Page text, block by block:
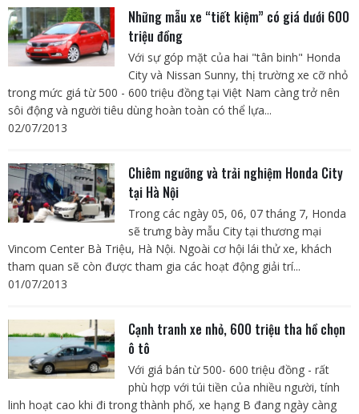
Những mẫu xe “tiết kiệm” có giá dưới 600
triệu đồng
Với sự góp mặt của hai "tân binh" Honda
City và Nissan Sunny, thị trường xe cỡ nhỏ
trong mức giá từ 500 - 600 triệu đồng tại Việt Nam càng trở nên
sôi động và người tiêu dùng hoàn toàn có thể lựa...
02/07/2013
Chiêm ngưỡng và trải nghiệm Honda City
tại Hà Nội
Trong các ngày 05, 06, 07 tháng 7, Honda
sẽ trưng bày mẫu City tại thương mại
Vincom Center Bà Triệu, Hà Nội. Ngoài cơ hội lái thử xe, khách
tham quan sẽ còn được tham gia các hoạt động giải trí...
01/07/2013
Cạnh tranh xe nhỏ, 600 triệu tha hồ chọn
ô tô
Với giá bán từ 500- 600 triệu đồng - rất
phù hợp với túi tiền của nhiều người, tính
linh hoạt cao khi đi trong thành phố, xe hạng B đang ngày càng